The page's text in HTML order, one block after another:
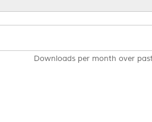
Downloads per month over